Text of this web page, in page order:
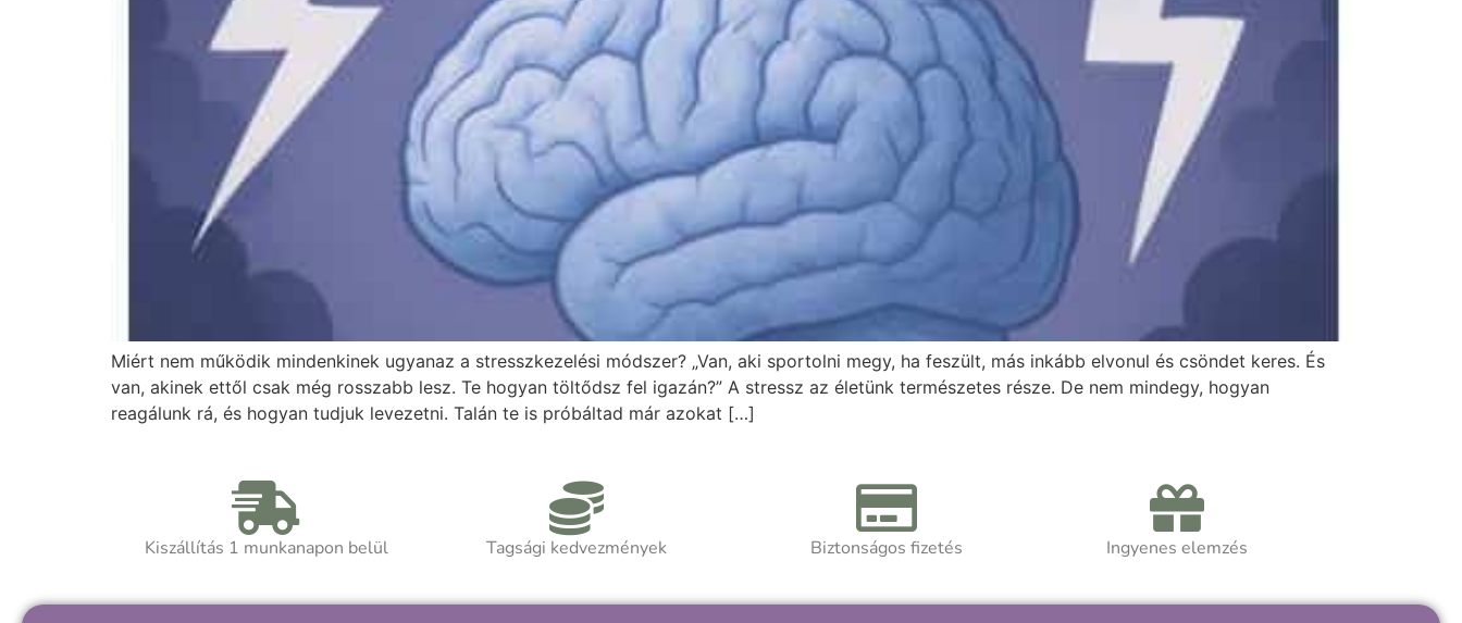
Miért nem működik mindenkinek ugyanaz a stresszkezelési módszer? „Van, aki sportolni megy, ha feszült, más inkább elvonul és csöndet keres. És
van, akinek ettől csak még rosszabb lesz. Te hogyan töltődsz fel igazán?” A stressz az életünk természetes része. De nem mindegy, hogyan
reagálunk rá, és hogyan tudjuk levezetni. Talán te is próbáltad már azokat […]
Kiszállítás 1 munkanapon belül Tagsági kedvezmények Biztonságos fizetés Ingyenes elemzés